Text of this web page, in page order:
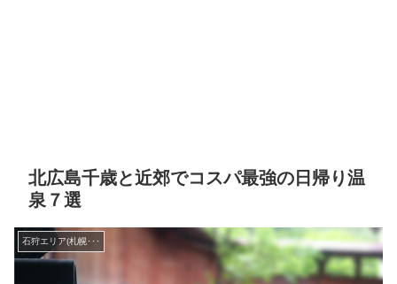
北広島千歳と近郊でコスパ最強の日帰り温
泉７選
石狩エリア(札幌･･･